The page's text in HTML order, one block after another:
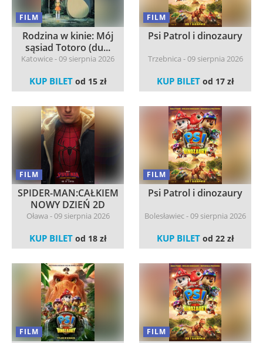
FILM
Rodzina w kinie: Mój
sąsiad Totoro (du...
Katowice - 09 sierpnia 2026
KUP BILET od 15 zł
FILM
Psi Patrol i dinozaury
Trzebnica - 09 sierpnia 2026
KUP BILET od 17 zł
FILM
SPIDER-MAN:CAŁKIEM
NOWY DZIEŃ 2D
dubbi...
Oława - 09 sierpnia 2026
KUP BILET od 18 zł
FILM
Psi Patrol i dinozaury
Bolesławiec - 09 sierpnia 2026
KUP BILET od 22 zł
FILM FILM